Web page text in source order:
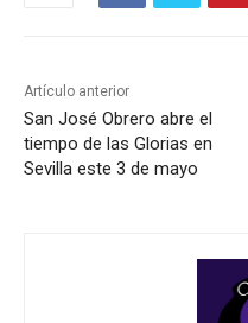
Artículo anterior
San José Obrero abre el
tiempo de las Glorias en
Sevilla este 3 de mayo